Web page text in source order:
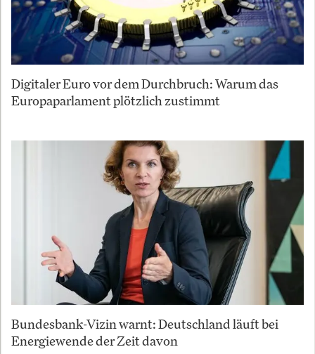
Digitaler Euro vor dem Durchbruch: Warum das
Europaparlament plötzlich zustimmt
Bundesbank-Vizin warnt: Deutschland läuft bei
Energiewende der Zeit davon